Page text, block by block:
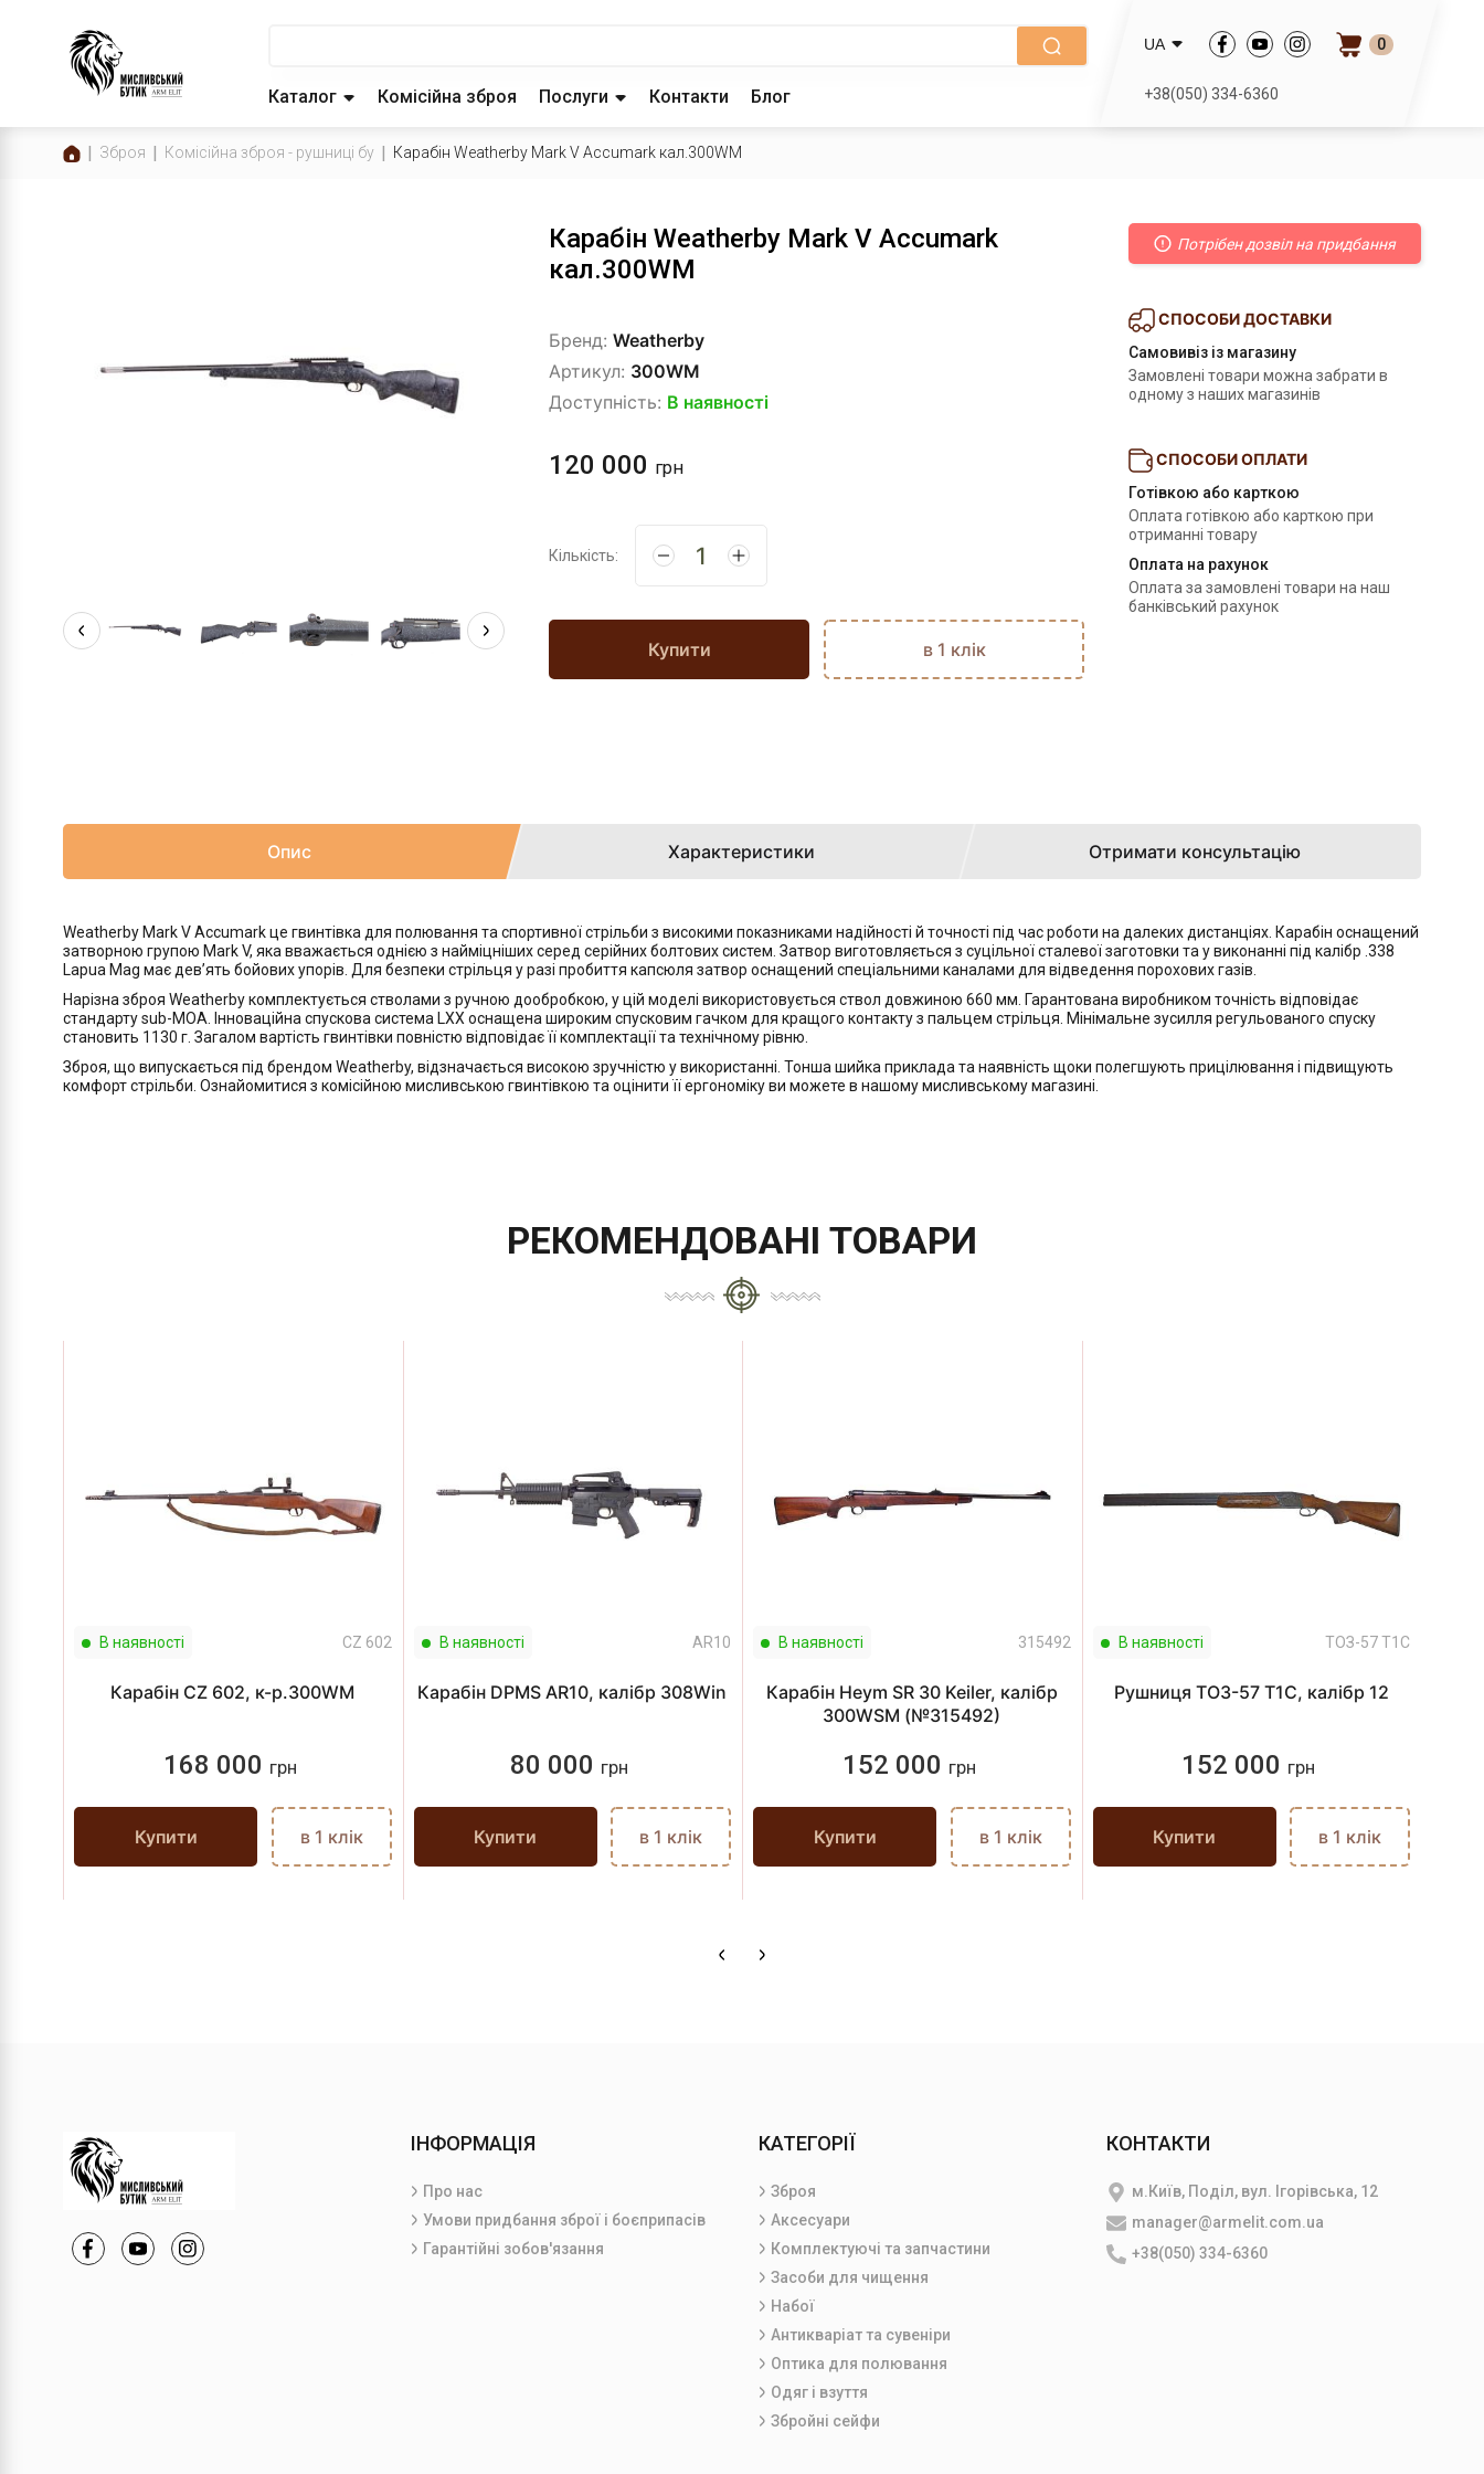
Каталог Комісійна зброя Послуги Контакти Блог
UA 0
+38(050) 334-6360
Зброя Комісійна зброя - рушниці бу Карабін Weatherby Mark V Accumark кал.300WM
Карабін Weatherby Mark V Accumark
кал.300WM
Бренд: Weatherby
Артикул: 300WM
Доступність: В наявності
120 000 грн
Кількість:
Купити в 1 клік
Потрібен дозвіл на придбання
СПОСОБИ ДОСТАВКИ
Самовивіз із магазину
Замовлені товари можна забрати в
одному з наших магазинів
СПОСОБИ ОПЛАТИ
Готівкою або карткою
Оплата готівкою або карткою при
отриманні товару
Оплата на рахунок
Оплата за замовлені товари на наш
банківський рахунок
Опис Характеристики Отримати консультацію
Weatherby Mark V Accumark це гвинтівка для полювання та спортивної стрільби з високими показниками надійності й точності під час роботи на далеких дистанціях. Карабін оснащений
затворною групою Mark V, яка вважається однією з найміцніших серед серійних болтових систем. Затвор виготовляється з суцільної сталевої заготовки та у виконанні під калібр .338
Lapua Mag має девʼять бойових упорів. Для безпеки стрільця у разі пробиття капсюля затвор оснащений спеціальними каналами для відведення порохових газів.
Нарізна зброя Weatherby комплектується стволами з ручною дообробкою, у цій моделі використовується ствол довжиною 660 мм. Гарантована виробником точність відповідає
стандарту sub-MOA. Інноваційна спускова система LXX оснащена широким спусковим гачком для кращого контакту з пальцем стрільця. Мінімальне зусилля регульованого спуску
становить 1130 г. Загалом вартість гвинтівки повністю відповідає її комплектації та технічному рівню.
Зброя, що випускається під брендом Weatherby, відзначається високою зручністю у використанні. Тонша шийка приклада та наявність щоки полегшують прицілювання і підвищують
комфорт стрільби. Ознайомитися з комісійною мисливською гвинтівкою та оцінити її ергономіку ви можете в нашому мисливському магазині.
РЕКОМЕНДОВАНІ ТОВАРИ
В наявності CZ 602
Карабін CZ 602, к-р.300WM
168 000 грн
Купити в 1 клік
В наявності AR10
Карабін DPMS AR10, калібр 308Win
80 000 грн
Купити в 1 клік
В наявності 315492
Карабін Heym SR 30 Keiler, калібр
300WSM (№315492)
152 000 грн
Купити в 1 клік
В наявності ТОЗ-57 Т1С
Рушниця ТОЗ-57 Т1С, калібр 12
152 000 грн
Купити в 1 клік
ІНФОРМАЦІЯ
Про нас
Умови придбання зброї і боєприпасів
Гарантійні зобов'язання
КАТЕГОРІЇ
Зброя
Аксесуари
Комплектуючі та запчастини
Засоби для чищення
Набої
Антикваріат та сувеніри
Оптика для полювання
Одяг і взуття
Збройні сейфи
КОНТАКТИ
м.Київ, Поділ, вул. Ігорівська, 12
manager@armelit.com.ua
+38(050) 334-6360